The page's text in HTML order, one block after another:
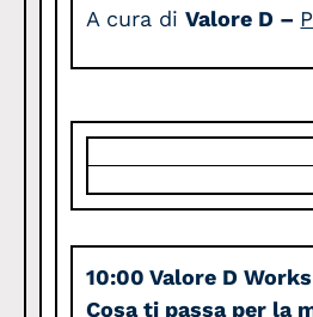
A cura diValore D –
10:00 Valore D
Cosa ti passa per la